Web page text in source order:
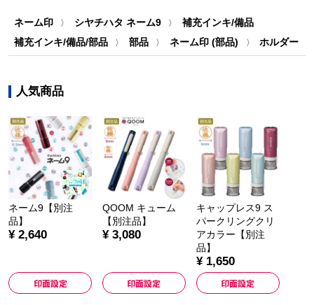
ネーム印 〉 シヤチハタ ネーム9 〉
補充インキ/備品
補充インキ/備品/部品
〉 部品 〉 ネーム印 (部品) 〉 ホルダー
人気商品
ネーム9【別注
品】
¥ 2,640
印面設定
QOOM キューム
【別注品】
¥ 3,080
印面設定
キャップレス9 ス
パークリングクリ
アカラー【別注
品】
¥ 1,650
印面設定